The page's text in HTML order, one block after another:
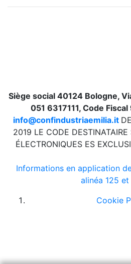
Siège social 40124 Bologne,
051 6317111, Code
info@confindustriaemilia.it
2019 LE CODE DESTINATAIRE
ÉLECTRONIQUES ES
Informations en application
alinéa 125 et
Cookie